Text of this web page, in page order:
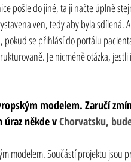
pošle do jiné, ta ji načte úplně
ven, tedy aby byla sdílená.
pokud se přihlásí do portálu
Je nicméně otázka,
modelem. Zaručí
někde v Chorvatsku,
modelem. Součástí projektu jsou